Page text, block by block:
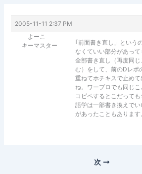
2005-11-11 2:37 PM
よーこ
キーマスター
｢前面書き直し」という
なくていい部分があって
全部書き直し（再度同
む）をして、前のDレポ
重ねてホチキスで止め
ね。ワープロでも同じこ
コピペするとこだっても
語学は一部書き換えで
があったこともあります
次